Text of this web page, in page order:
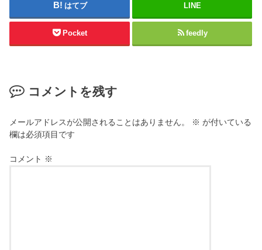
はてブ LINE
Pocket feedly
コメントを残す
メールアドレスが公開されることはありません。 ※ が付いている
欄は必須項目です
コメント ※